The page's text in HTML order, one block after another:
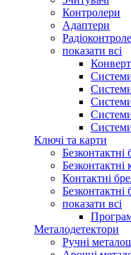
Контролери
Адаптери
показати всі
Ключі та карти
Безконтактні
Безконтактні
Контактні
Безконтактні
показати всі
Металодетектори
Ручні